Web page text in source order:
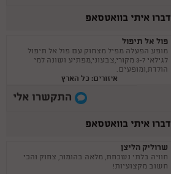
דברו איתי בוואטסאפ
פול אל תיפול
מופע הפעלה מפיל מצחוק עם פול אל תיפול
לגילאי 3-7 מקורי,צבעוני,מפתיע ושונה למי
הולדת,ומופעים.
איזורים: כל הארץ
התקשרו אלי
דברו איתי בוואטסאפ
שרוליק הליצן
חוויה בלתי נשכחת, מלאה בהומור, צחוק והכי
חשוב מקצועיות!